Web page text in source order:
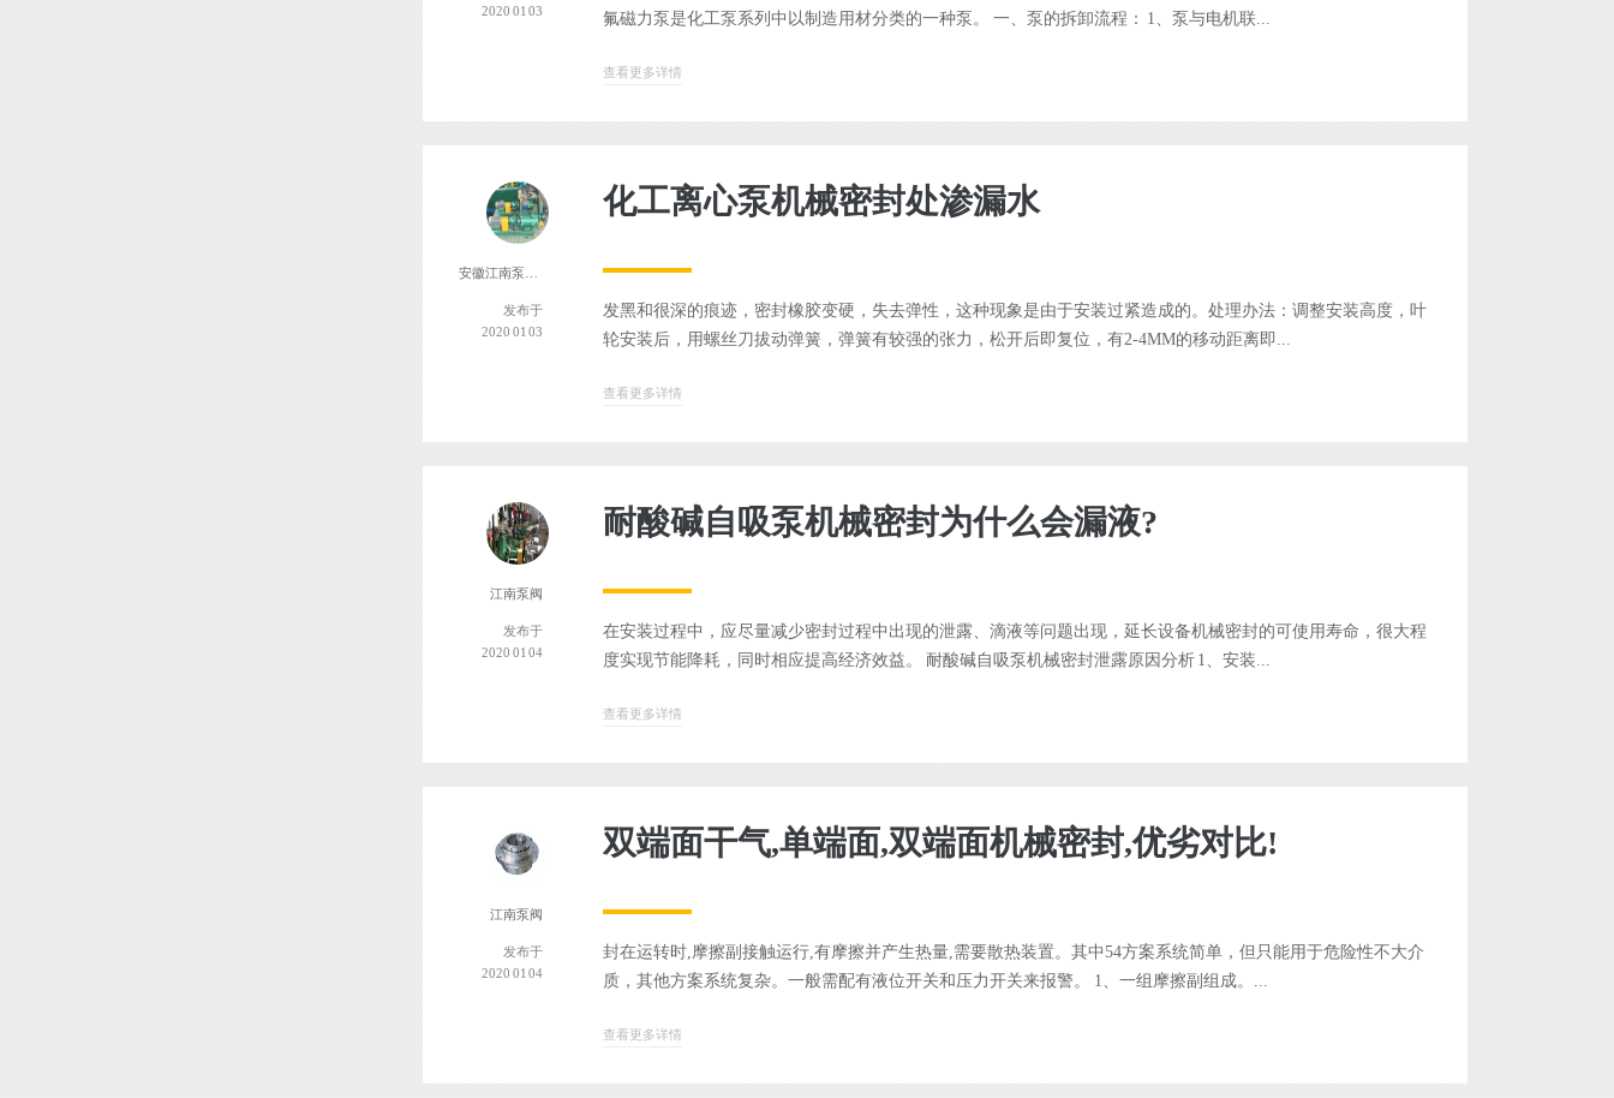
2020 01 03
氟磁力泵是化工泵系列中以制造用材分类的一种泵。 一、泵的拆卸流程： 1、泵与电机联...
查看更多详情
发布于
2020 01 03
化工离心泵机械密封处渗漏水
发黑和很深的痕迹，密封橡胶变硬，失去弹性，这种现象是由于安装过紧造成的。处理办法：调整安装高度，叶
轮安装后，用螺丝刀拔动弹簧，弹簧有较强的张力，松开后即复位，有2-4MM的移动距离即...
查看更多详情
江南泵阀
发布于
2020 01 04
耐酸碱自吸泵机械密封为什么会漏液?
在安装过程中，应尽量减少密封过程中出现的泄露、滴液等问题出现，延长设备机械密封的可使用寿命，很大程
度实现节能降耗，同时相应提高经济效益。 耐酸碱自吸泵机械密封泄露原因分析 1、安装...
查看更多详情
江南泵阀
发布于
2020 01 04
双端面干气,单端面,双端面机械密封,优劣对比!
封在运转时,摩擦副接触运行,有摩擦并产生热量,需要散热装置。其中54方案系统简单，但只能用于危险性不大介
质，其他方案系统复杂。一般需配有液位开关和压力开关来报警。 1、一组摩擦副组成。...
查看更多详情